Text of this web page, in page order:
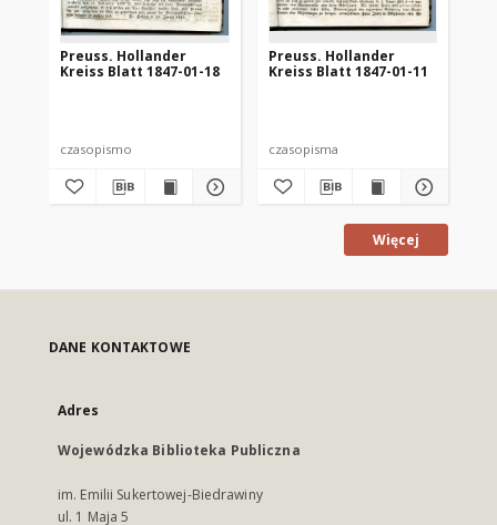
Preuss. Hollander
Kreiss Blatt 1847-01-18
czasopismo
Preuss. Hollander
Kreiss Blatt 1847-01-11
czasopisma
Więcej
DANE KONTAKTOWE
Adres
Wojewódzka Biblioteka Publiczna
im. Emilii Sukertowej-Biedrawiny
ul. 1 Maja 5